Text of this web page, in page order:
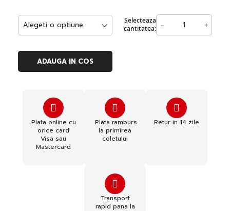
Selecteaza
cantitatea: - +
ADAUGA IN COS
Plata online cu
orice card
Visa sau
Mastercard
Plata ramburs
la primirea
coletului
Retur in 14 zile
Transport
rapid pana la